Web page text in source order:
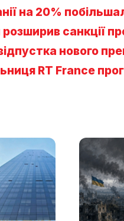
на 20%
санкції
нового
RT France